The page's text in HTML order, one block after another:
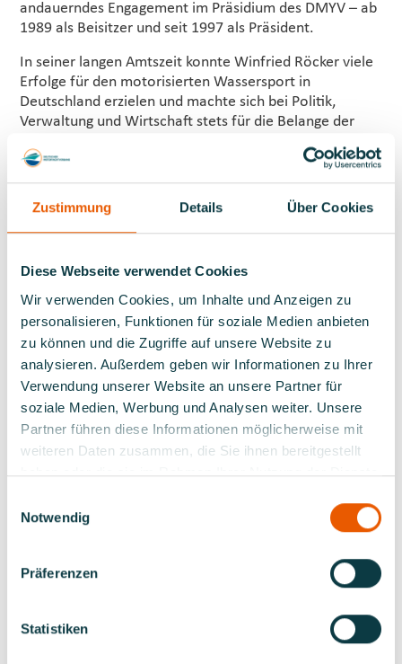
Zustimmung Details Über Cookies
Diese Webseite verwendet Cookies
Wir verwenden Cookies, um Inhalte und Anzeigen zu
personalisieren, Funktionen für soziale Medien anbieten
zu können und die Zugriffe auf unsere Website zu
analysieren. Außerdem geben wir Informationen zu Ihrer
Verwendung unserer Website an unsere Partner für
soziale Medien, Werbung und Analysen weiter. Unsere
Partner führen diese Informationen möglicherweise mit
weiteren Daten zusammen, die Sie ihnen bereitgestellt
haben oder die sie im Rahmen Ihrer Nutzung der Dienste
Notwendig
Präferenzen
Statistiken
andauerndes Engagement im Präsidium des DMYV – ab
1989 als Beisitzer und seit 1997 als Präsident.
In seiner langen Amtszeit konnte Winfried Röcker viele
Erfolge für den motorisierten Wassersport in
Deutschland erzielen und machte sich bei Politik,
Verwaltung und Wirtschaft stets für die Belange der
seiner Amtszeit zählen die Senkung der Wasserpachten
für Wassersportvereine, die Ermächtigung des DMYV
durch das Bundesverkehrsministerium (BMVI) zur
Bundesebene. Für seine Leistungen wurde Winfried
Röcker 2006 mit dem Bundesverdienstkreuz am Bande
ausgezeichnet.
In Anerkennung seiner Verdienste für den Verband
ernannten ihn die Delegierten des Verbandstages zum
Ehrenpräsidenten des Deutschen
Motoryachtverbandes. In seiner Abschiedsrede dankte
Winfried Röcker dem Verband für seine Unterstützung
und wünschte seinem Nachfolger viel Erfolg: „Ich
übergebe meinem Nachfolger einen geordneten und
dem Verband: Mögen Sie immer den Kurs halten, im
richtigen Fahrwasser navigieren, Klippen und Untiefen
Motoryachtverband‘ stets in einen sicheren Hafen
Der neu gewählte Präsident Frank Dettmering dankte